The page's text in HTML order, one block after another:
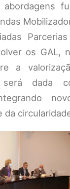
abordagens
os GAL,
a
será dada
da